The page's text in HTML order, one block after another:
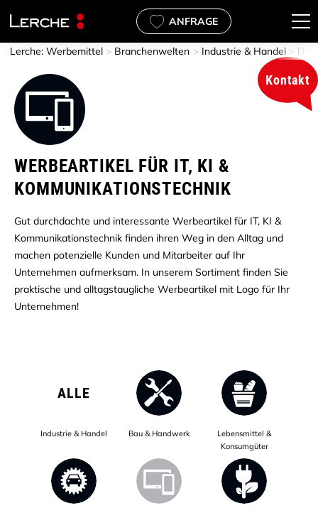
ALLES in Büro & Home Office
ALLES in Koch- &
ALLES in Mehrweg & To Go
ALLES in Outdoor & Freizeit
ALLES in Textilien &
und soziale
Beauty & Lifestyle
& Gastgewerbe
Branchen ALLES in Coffee to go Becher
ALLES in Filz Werbeartikel
ALLES in Laufshirts
ALLES in Werbegeschenke
ALLES in Über uns
ALLES in Nachhaltigkeit
ANFRAGE
Lerche: Werbemittel Branchenwelten Industrie & Handel IT,
WERBEARTIKEL FÜR IT, KI &
KOMMUNI­KATIONS­TECHNIK
Gut durchdachte und interessante Werbeartikel für IT, KI &
Kommunikationstechnik finden ihren Weg in den Alltag und
machen potenzielle Kunden und Mitarbeiter auf Ihr
Unternehmen aufmerksam. In unserem Sortiment finden Sie
praktische und alltagstaugliche Werbeartikel mit Logo für Ihr
Unternehmen!
ALLE
Industrie & Handel Bau & Handwerk
Lebensmittel &
Konsumgüter
Kontakt